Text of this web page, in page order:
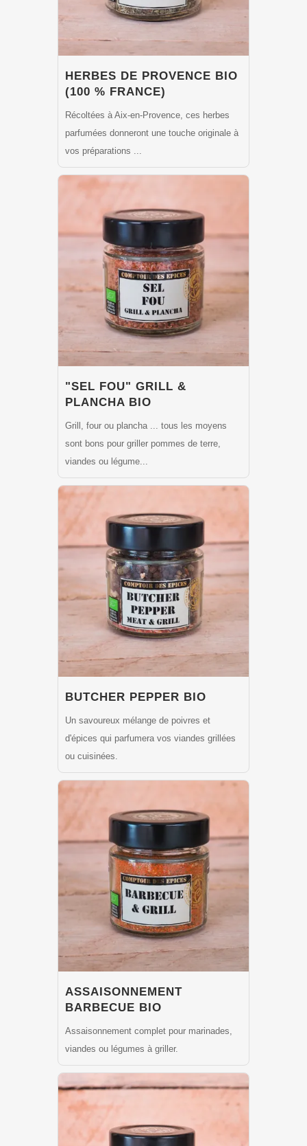
HERBES DE PROVENCE BIO
(100 % FRANCE)
Récoltées à Aix-en-Provence, ces herbes
parfumées donneront une touche originale à
vos préparations ...
"SEL FOU" GRILL &
PLANCHA BIO
Grill, four ou plancha ... tous les moyens
sont bons pour griller pommes de terre,
viandes ou légume...
BUTCHER PEPPER BIO
Un savoureux mélange de poivres et
d'épices qui parfumera vos viandes grillées
ou cuisinées.
ASSAISONNEMENT
BARBECUE BIO
Assaisonnement complet pour marinades,
viandes ou légumes à griller.